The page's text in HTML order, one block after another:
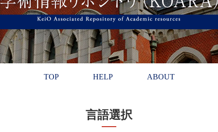
TOP HELP ABOUT
言語選択